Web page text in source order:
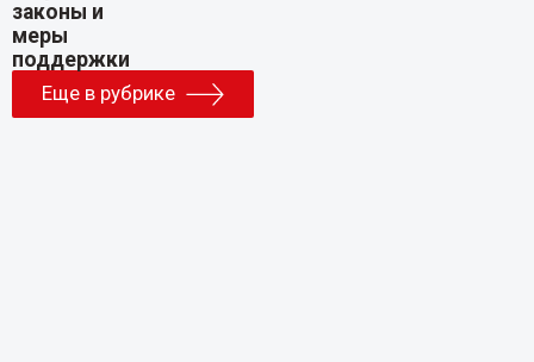
Еще в рубрике